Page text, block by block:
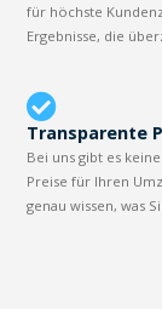
für höchste
Ergebnisse, die
Transparente
Bei uns gibt es
Preise für Ihren
genau wissen, was